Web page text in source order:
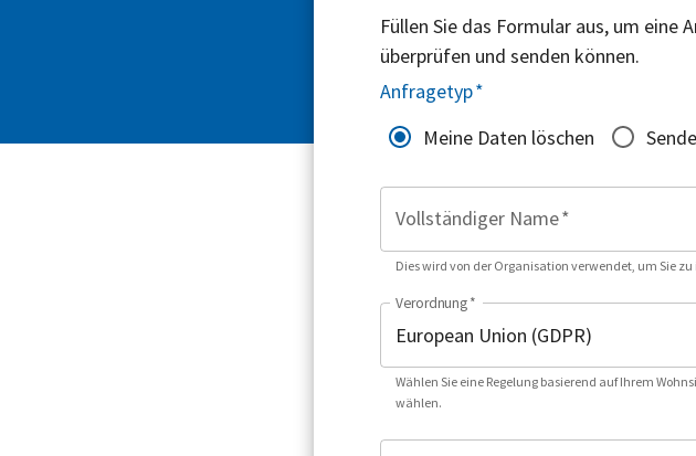
Füllen Sie das Formular aus, um eine
überprüfen und senden können.
Anfragetyp*
Meine Daten löschen
Vollständiger Name*
Dies wird von der Organisation verwendet, um Sie
Verordnung*
Wählen Sie eine Regelung basierend auf Ihrem
wählen.